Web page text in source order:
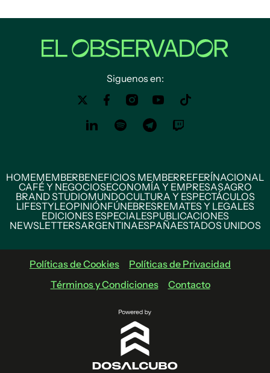
Siguenos en:
HOMEMEMBERBENEFICIOS MEMBERREFERÍNACIONAL
CAFÉ Y NEGOCIOSECONOMÍA Y EMPRESASAGRO
BRAND STUDIOMUNDOCULTURA Y ESPECTÁCULOS
LIFESTYLEOPINIÓNFÚNEBRESREMATES Y LEGALES
EDICIONES ESPECIALESPUBLICACIONES
NEWSLETTERSARGENTINAESPAÑAESTADOS UNIDOS
Políticas de Cookies
Políticas de Privacidad
Términos y Condiciones
Contacto